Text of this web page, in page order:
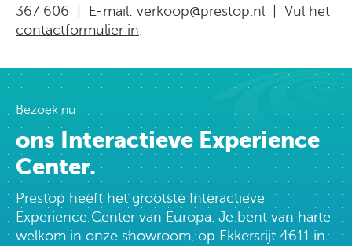
367 606 | E-mail: verkoop@prestop.nl
Vul het
contactformulier in.
Bezoek nu
ons Interactieve Experience
Center.
Prestop heeft het grootste Interactieve
Experience Center van Europa. Je bent van harte
welkom in onze showroom, op Ekkersrijt 4611 in